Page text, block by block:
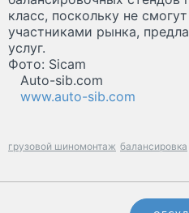
класс, поскольку не
участниками рынка,
услуг.
Фото: Sicam
Auto-sib.com
www.auto-sib.com
грузовой шиномонтаж балансировка